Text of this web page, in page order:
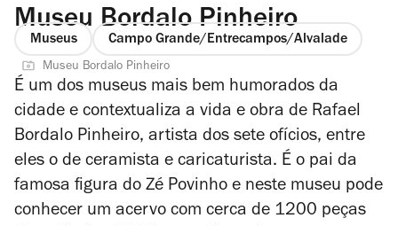
Museu Bordalo Pinheiro
Museus Campo Grande/Entrecampos/Alvalade
Museu Bordalo Pinheiro
É um dos museus mais bem humorados da
cidade e contextualiza a vida e obra de Rafael
Bordalo Pinheiro, artista dos sete ofícios, entre
eles o de ceramista e caricaturista. É o pai da
famosa figura do Zé Povinho e neste museu pode
conhecer um acervo com cerca de 1200 peças